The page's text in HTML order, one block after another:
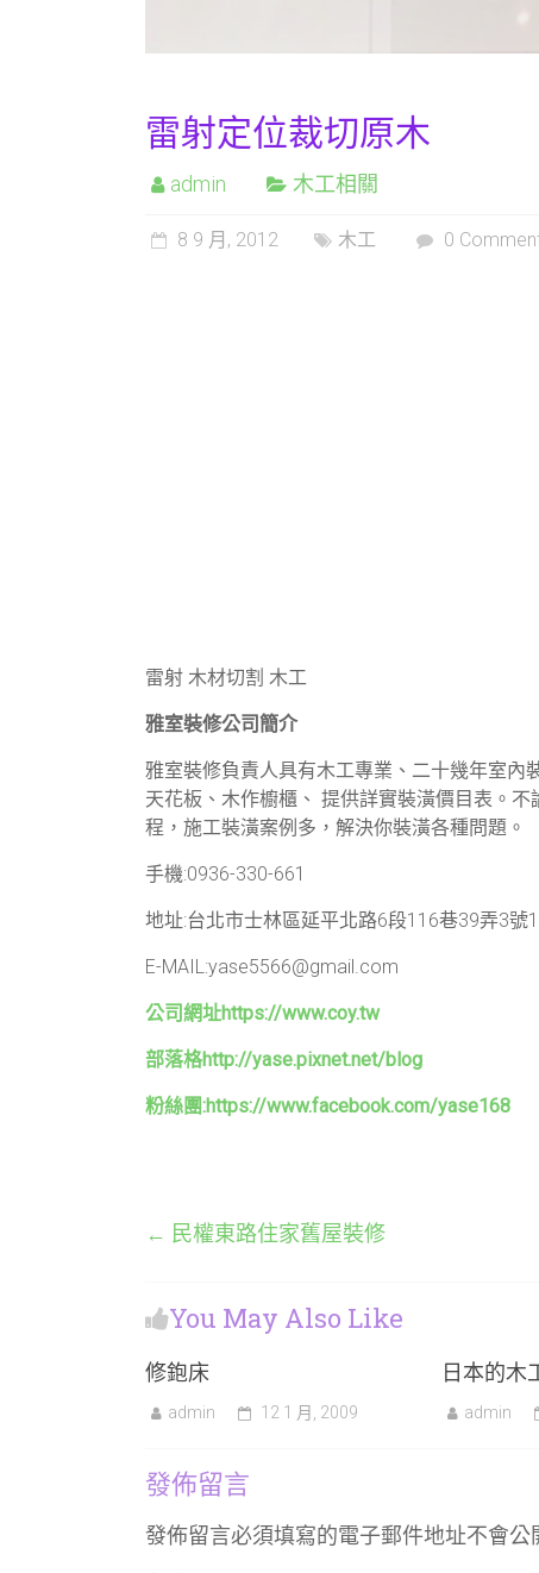
雷射定位裁切原木
admin 木工相關
8 9 月, 2012 木工 0
雷射 木材切割 木工
雅室裝修公司簡介
雅室裝修負責人具有木工專業、二十幾年室內
天花板、木作櫥櫃、 提供詳實裝潢價目表。
程，施工裝潢案例多，解決你裝潢各種問題。
手機:0936-330-661
地址:台北市士林區延平北路6段116巷39弄3號
E-MAIL:yase5566@gmail.com
公司網址https://www.coy.tw
部落格http://yase.pixnet.net/blog
粉絲團:https://www.facebook.com/yase168
← 民權東路住家舊屋裝修
You May Also Like
修鉋床
admin 12 1 月, 2009
日本的木
admin
發佈留言
發佈留言必須填寫的電子郵件地址不會公